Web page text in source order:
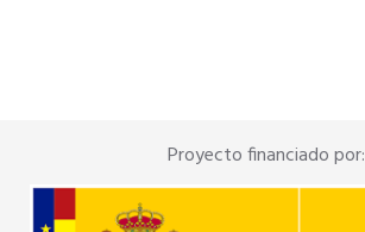
Proyecto financiado por: